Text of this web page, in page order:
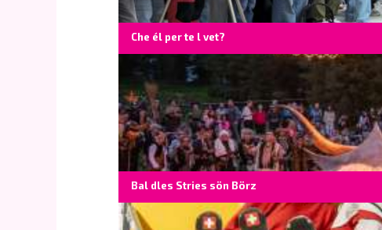
Che él per te l vet?
Bal dles Stries sön Börz